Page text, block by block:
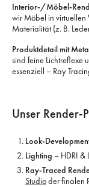
Interior-/Möbel-
wir Möbel in virtuellen
Materialität (z. B.
Produktdetail mit
sind feine Lichtreflexe
essenziell – Ray
Unser Render-
Look-
Lighting – HDRI &
Ray-Traced
Studioder finalen